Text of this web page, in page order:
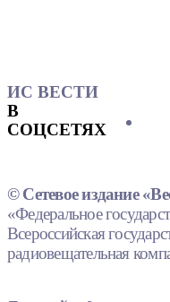
ИС ВЕСТИ
В
СОЦСЕТЯХ
© Сетевое издание
«Федеральное
Всероссийская
радиовещательная